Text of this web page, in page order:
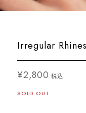
Irregular
¥2,800 税込
SOLD OUT